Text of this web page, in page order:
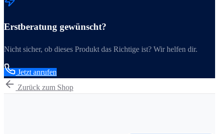
Erstberatung gewünscht?
Nicht sicher, ob dieses Produkt das Richtige ist? Wir helfen dir.
Jetzt anrufen
Zurück zum Shop